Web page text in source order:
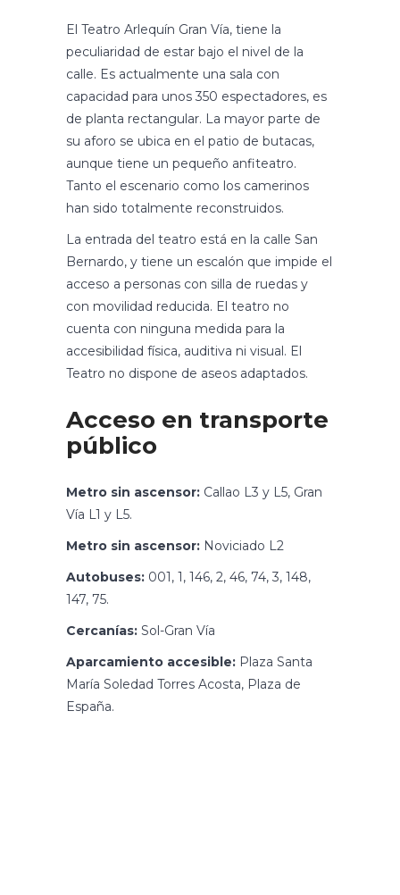
El Teatro Arlequín Gran Vía, tiene la
peculiaridad de estar bajo el nivel de la
calle. Es actualmente una sala con
capacidad para unos 350 espectadores, es
de planta rectangular. La mayor parte de
su aforo se ubica en el patio de butacas,
aunque tiene un pequeño anfiteatro.
Tanto el escenario como los camerinos
han sido totalmente reconstruidos.
La entrada del teatro está en la calle San
Bernardo, y tiene un escalón que impide el
acceso a personas con silla de ruedas y
con movilidad reducida. El teatro no
cuenta con ninguna medida para la
accesibilidad física, auditiva ni visual. El
Teatro no dispone de aseos adaptados.
Acceso en transporte
público
Metro sin ascensor: Callao L3 y L5, Gran
Vía L1 y L5.
Metro sin ascensor: Noviciado L2
Autobuses: 001, 1, 146, 2, 46, 74, 3, 148,
147, 75.
Cercanías: Sol-Gran Vía
Aparcamiento accesible: Plaza Santa
María Soledad Torres Acosta, Plaza de
España.